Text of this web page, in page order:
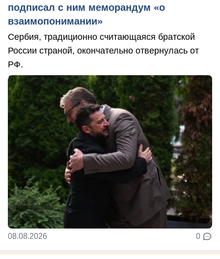
подписал с ним меморандум «о
взаимопонимании»
Сербия, традиционно считающаяся братской
России страной, окончательно отвернулась от
РФ.
08.08.2026 0